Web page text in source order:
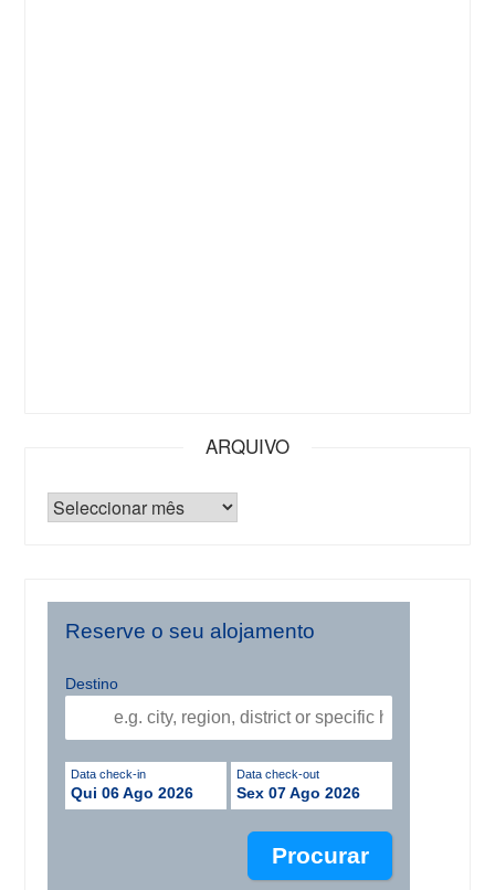
ARQUIVO
Reserve o seu alojamento
Destino
Data check-in
Qui 06 Ago 2026
Data check-out
Sex 07 Ago 2026